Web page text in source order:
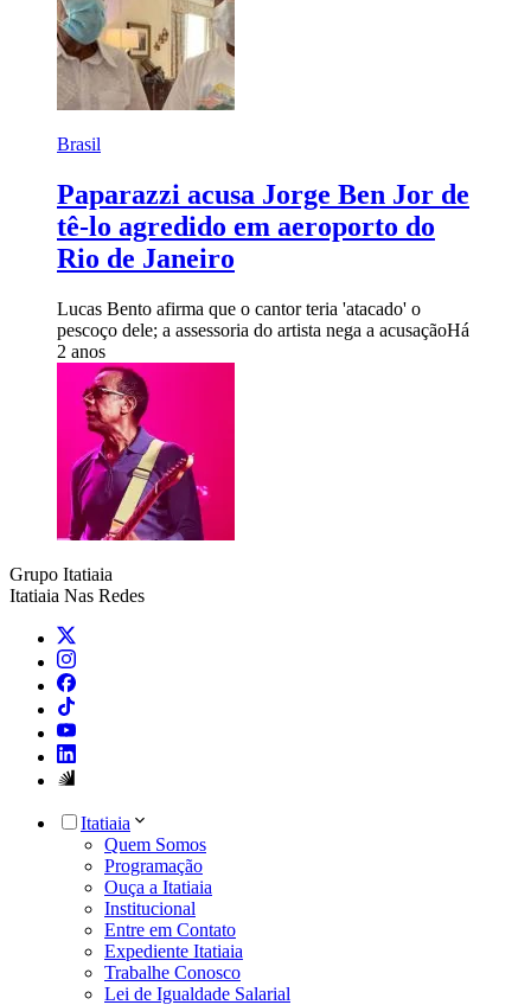
Brasil
Paparazzi acusa Jorge Ben Jor de
tê-lo agredido em aeroporto do
Rio de Janeiro
Lucas Bento afirma que o cantor teria 'atacado' o
pescoço dele; a assessoria do artista nega a acusaçãoHá
2 anos
Grupo Itatiaia
Itatiaia Nas Redes
Itatiaia
Quem Somos
Programação
Ouça a Itatiaia
Institucional
Entre em Contato
Expediente Itatiaia
Trabalhe Conosco
Lei de Igualdade Salarial